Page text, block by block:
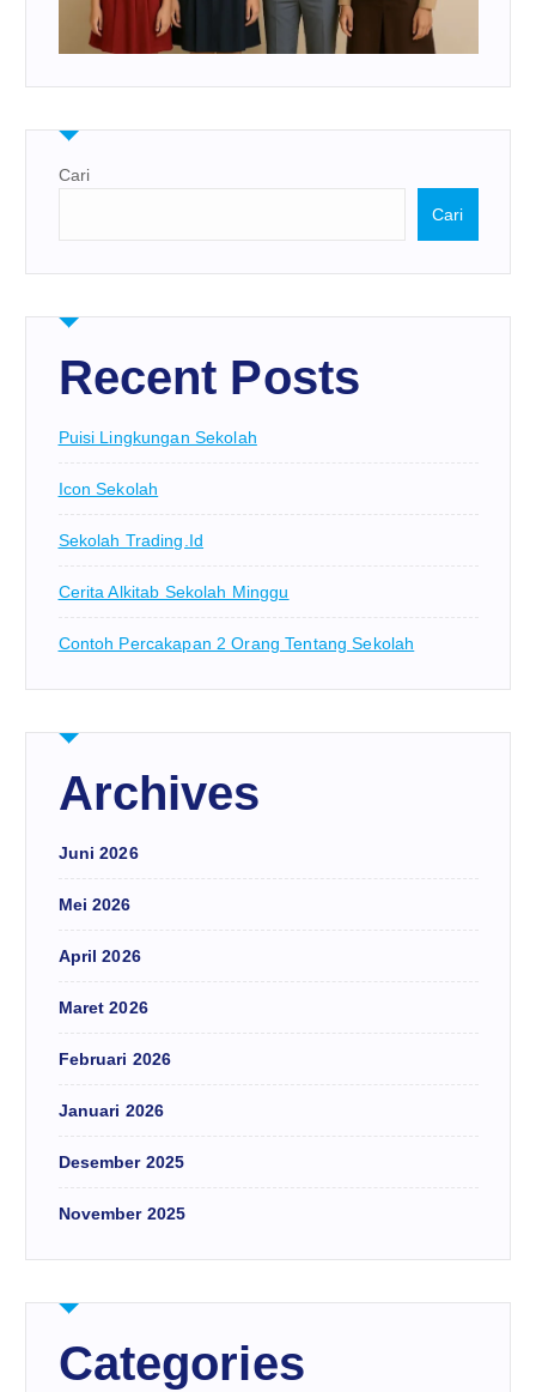
Cari
Cari
Recent Posts
Puisi Lingkungan Sekolah
Icon Sekolah
Sekolah Trading.id
Cerita Alkitab Sekolah Minggu
Contoh Percakapan 2 Orang Tentang Sekolah
Archives
Juni 2026
Mei 2026
April 2026
Maret 2026
Februari 2026
Januari 2026
Desember 2025
November 2025
Categories